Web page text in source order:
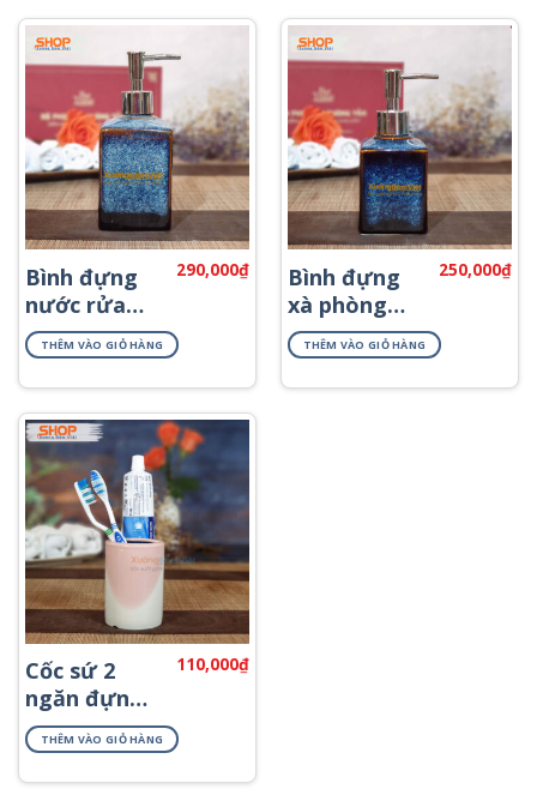
Bình đựng
nước rửa
tay cao cấp
PKNT-54
290,000₫
THÊM VÀO GIỎ HÀNG
Bình đựng
xà phòng
cao cấp
PKNT-55
250,000₫
THÊM VÀO GIỎ HÀNG
Cốc sứ 2
ngăn đựng
bàn chải
PKNT-03
110,000₫
THÊM VÀO GIỎ HÀNG